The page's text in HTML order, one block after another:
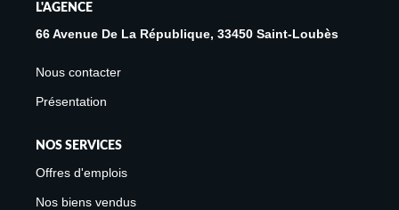
À La Location
Présentation De L'agence
L'AGENCE
66 Avenue De La République, 33450 Saint-Loubès
Nous contacter
Présentation
NOS SERVICES
Offres d'emplois
Nos biens vendus